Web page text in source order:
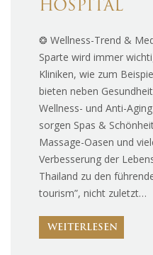
HOSPITAL
❂ Wellness-Trend &
Sparte wird immer
Kliniken, wie zum
bieten neben
Wellness- und Anti-
sorgen Spas &
Massage-Oasen und
Verbesserung der
Thailand zu den
tourism”, nicht zuletzt…
WEITERLESEN